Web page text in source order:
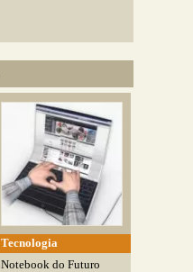
Tecnologia
Notebook do Futuro